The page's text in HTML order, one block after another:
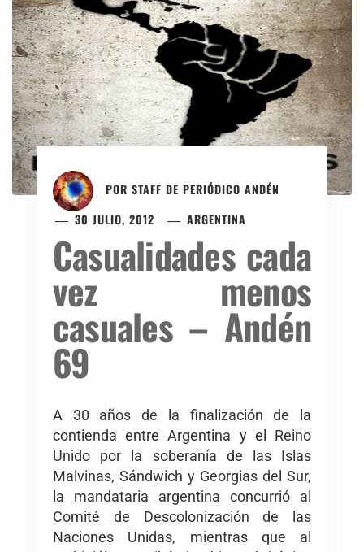
POR STAFF DE PERIÓDICO ANDÉN
30 JULIO, 2012
ARGENTINA
Casualidades cada
vez menos
casuales – Andén
69
A 30 años de la finalización de la
contienda entre Argentina y el Reino
Unido por la soberanía de las Islas
Malvinas, Sándwich y Georgias del Sur,
la mandataria argentina concurrió al
Comité de Descolonización de las
Naciones Unidas, mientras que al